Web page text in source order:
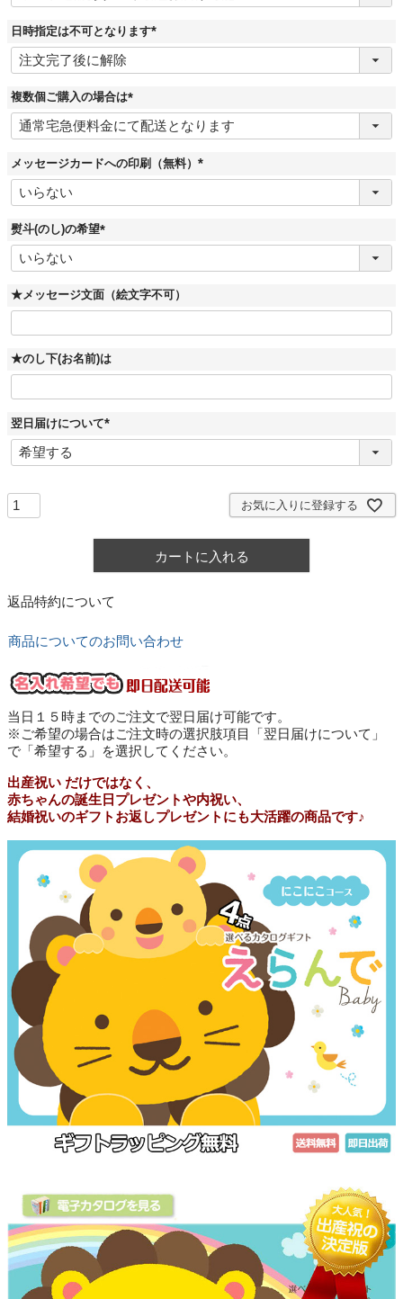
須
日時指定は不可となります
(
須
複数個ご購入の場合は
(
必
須
メッセージカードへの印刷（無料）
(
須
熨斗(のし)の希望
(
須
)
★メッセージ文面（絵文字不可）
★のし下(お名前)は
翌日届けについて
(
須
お気に入りに登録する
カートに入れる
返品特約について
商品についてのお問い合わせ
当日１５時までのご注文で翌日届け可能です。
※ご希望の場合はご注文時の選択肢項目「翌日届けについて」
で「希望する」を選択してください。
出産祝い だけではなく、
赤ちゃんの誕生日プレゼントや内祝い、
結婚祝いのギフトお返しプレゼントにも大活躍の商品です♪